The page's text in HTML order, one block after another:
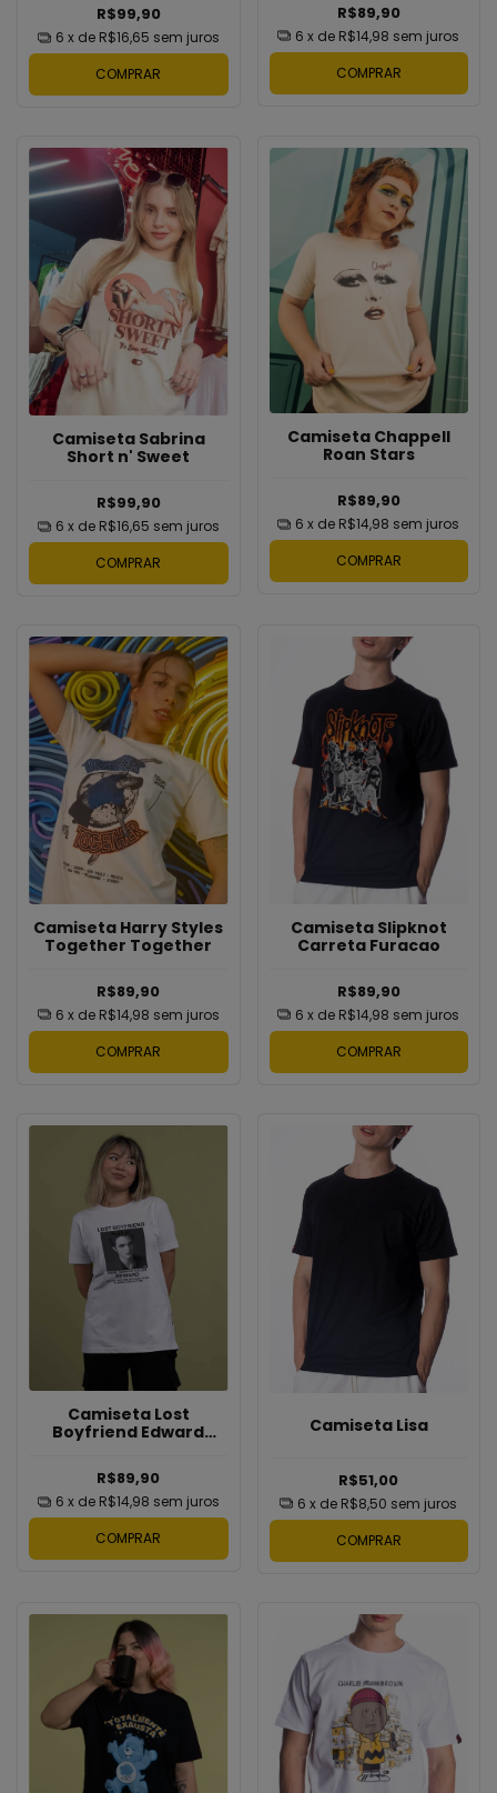
R$99,90
6 x de R$16,65 sem juros
COMPRAR
R$89,90
6 x de R$14,98 sem juros
COMPRAR
Camiseta Sabrina
Short n' Sweet
R$99,90
6 x de R$16,65 sem juros
COMPRAR
Camiseta Chappell
Roan Stars
R$89,90
6 x de R$14,98 sem juros
COMPRAR
Camiseta Harry Styles
Together Together
R$89,90
6 x de R$14,98 sem juros
COMPRAR
Camiseta Slipknot
Carreta Furacao
R$89,90
6 x de R$14,98 sem juros
COMPRAR
Camiseta Lost
Boyfriend Edward
R$89,90
6 x de R$14,98 sem juros
COMPRAR
Camiseta Lisa
R$51,00
6 x de R$8,50 sem juros
COMPRAR